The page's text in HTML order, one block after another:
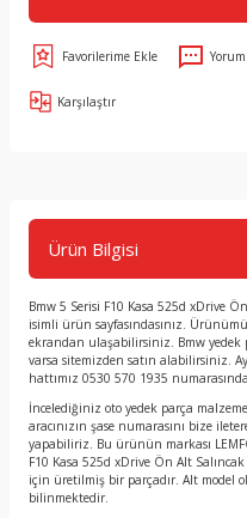
Karşılaştır
Ürün Bilgisi
Bmw 5 Serisi F10 Kasa 525d xDrive
isimli ürün sayfasındasınız.
ekrandan ulaşabilirsiniz. Bmw
varsa sitemizden satın alabilirsiniz.
hattımız 0530 570 1935
İncelediğiniz oto yedek parça
aracınızın şase numarasını bize
yapabiliriz. Bu ürünün markası
F10 Kasa 525d xDrive Ön Alt
için üretilmiş bir parçadır. Alt model
bilinmektedir.